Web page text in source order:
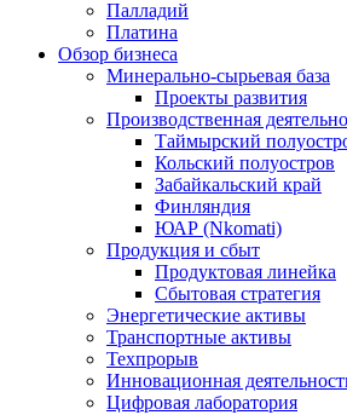
Палладий
Платина
Обзор бизнеса
Минерально-сырьевая база
Проекты развития
Производственная
Таймырский
Кольский полуостров
Забайкальский край
Финляндия
ЮАР (Nkomati)
Продукция и сбыт
Продуктовая линейка
Сбытовая стратегия
Энергетические активы
Транспортные активы
Техпрорыв
Инновационная
Цифровая лаборатория